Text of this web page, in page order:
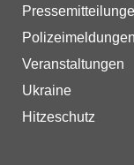
Polizeimeldungen
Veranstaltungen
Ukraine
Hitzeschutz